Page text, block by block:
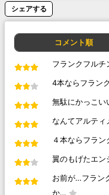
シェアする
コメント順
フランクフルチ
4本ならフラン
無駄にかっこい
なんてアルティ
４本ならフラ
翼のもげたエン
お前が…フラン
か…